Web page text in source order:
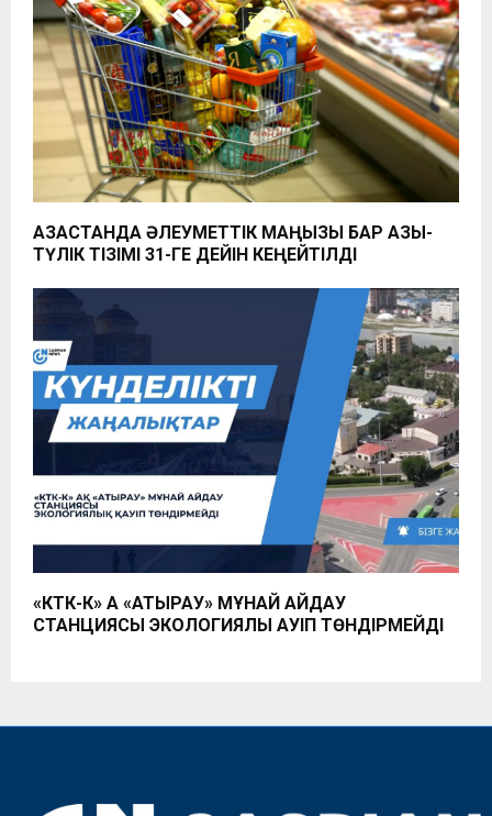
ҚАЗАҚСТАНДА ӘЛЕУМЕТТІК МАҢЫЗЫ БАР АЗЫҚ-
ТҮЛІК ТІЗІМІ 31-ГЕ ДЕЙІН КЕҢЕЙТІЛДІ
«КТК-К» АҚ «АТЫРАУ» МҰНАЙ АЙДАУ
СТАНЦИЯСЫ ЭКОЛОГИЯЛЫҚ ҚАУІП ТӨНДІРМЕЙДІ